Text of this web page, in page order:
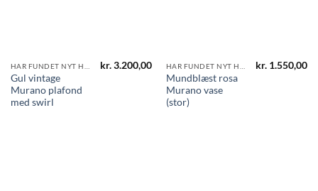
Gul vintage
Murano plafond
med swirl
kr.3.200,00
Mundblæst rosa
Murano vase
(stor)
kr. 1.550,00